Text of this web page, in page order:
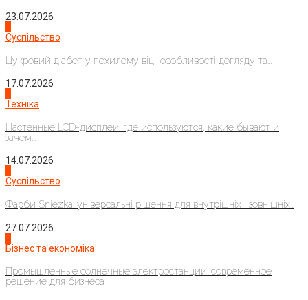
23.07.2026
Суспільство
Цукровий діабет у похилому віці: особливості догляду та...
17.07.2026
Техніка
Настенные LCD-дисплеи: где используются, какие бывают и
зачем...
14.07.2026
Суспільство
Фарби Sniezka: універсальні рішення для внутрішніх і зовнішніх...
27.07.2026
Бізнес та економіка
Промышленные солнечные электростанции: современное
решение для бизнеса